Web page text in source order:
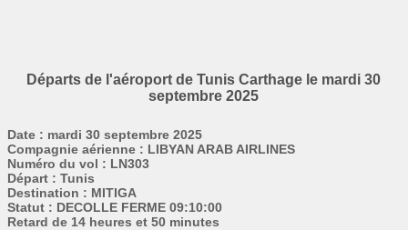
Départs de l'aéroport de Tunis Carthage le mardi 30
septembre 2025
Date : mardi 30 septembre 2025
Compagnie aérienne : LIBYAN ARAB AIRLINES
Numéro du vol : LN303
Départ : Tunis
Destination : MITIGA
Statut : DECOLLE FERME 09:10:00
Retard de 14 heures et 50 minutes